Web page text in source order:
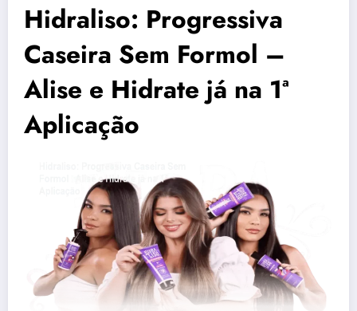
Hidraliso: Progressiva
Caseira Sem Formol –
Alise e Hidrate já na 1ª
Aplicação